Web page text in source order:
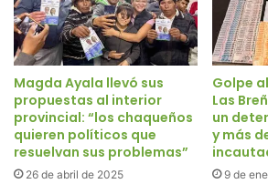
Magda Ayala llevó sus
propuestas al interior
provincial: “los chaqueños
quieren políticos que
resuelvan sus problemas”
26 de abril de 2025
Golpe
Las
un
y más
9 de